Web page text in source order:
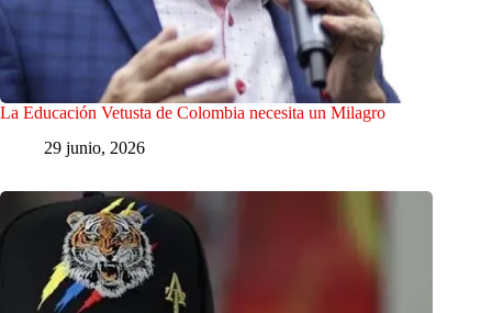
La Educación Vetusta de Colombia necesita un Milagro
29 junio, 2026